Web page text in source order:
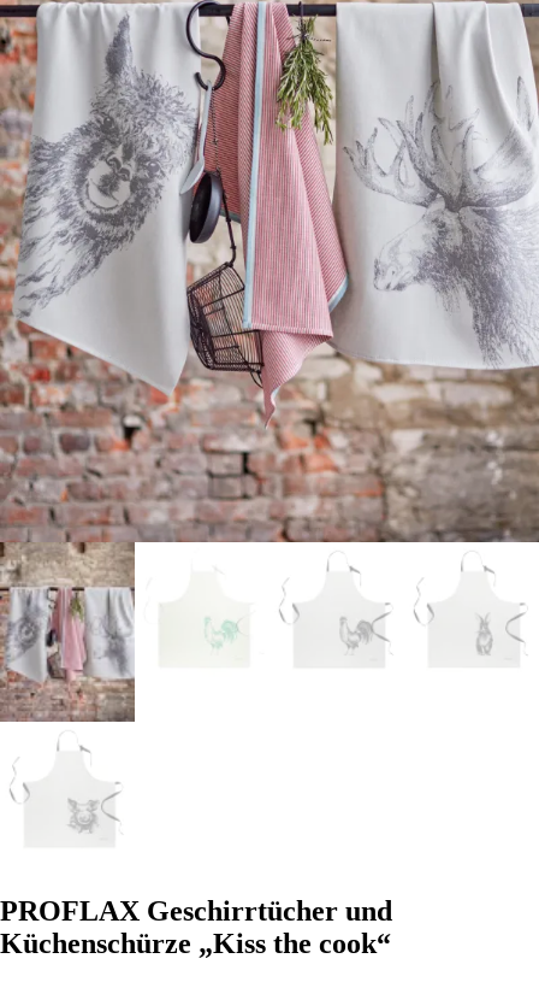
PROFLAX Geschirrtücher und
Küchenschürze „Kiss the cook“